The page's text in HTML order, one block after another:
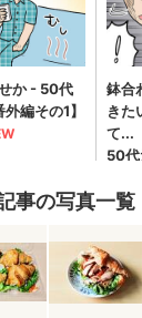
事の写真一覧